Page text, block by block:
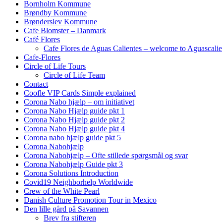
Bornholm Kommune
Brøndby Kommune
Brønderslev Kommune
Cafe Blomster – Danmark
Café Flores
Cafe Flores de Aguas Calientes – welcome to
Cafe-Flores
Circle of Life Tours
Circle of Life Team
Contact
Coofle VIP Cards Simple explained
Corona Nabo hjælp – om initiativet
Corona Nabo Hjælp guide pkt 1
Corona Nabo Hjælp guide pkt 2
Corona Nabo Hjælp guide pkt 4
Corona nabo hjælp guide pkt 5
Corona Nabohjælp
Corona Nabohjælp – Ofte stillede spørgsmål og svar
Corona Nabohjælp Guide pkt 3
Corona Solutions Introduction
Covid19 Neighborhelp Worldwide
Crew of the White Pearl
Danish Culture Promotion Tour in Mexico
Den lille gård på Savannen
Brev fra stifteren